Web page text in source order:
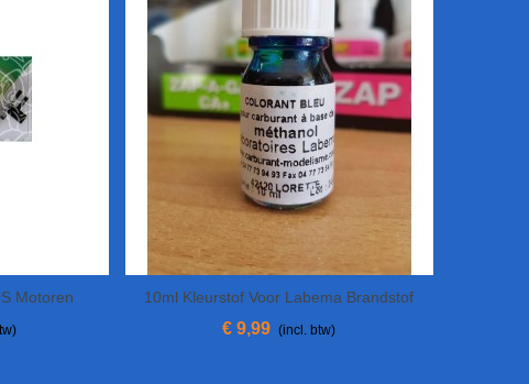
Motoren View More
10ml Kleurstof Voor Labema Brandstof
€ 9,99 (incl. btw)